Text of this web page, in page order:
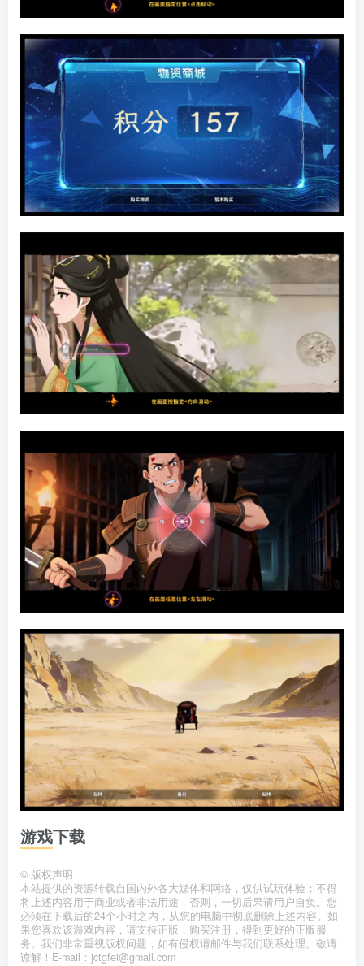
游戏下载
© 版权声明
本站提供的资源转载自国内外各大媒体和网络，仅供试玩体验；不得
将上述内容用于商业或者非法用途，否则，一切后果请用户自负。您
必须在下载后的24个小时之内，从您的电脑中彻底删除上述内容。如
果您喜欢该游戏内容，请支持正版，购买注册，得到更好的正版服
务。我们非常重视版权问题，如有侵权请邮件与我们联系处理。敬请
谅解！E-mail：jctgfei@gmail.com